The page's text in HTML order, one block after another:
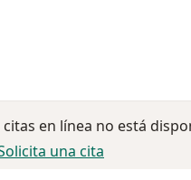
citas en línea no está
una cita